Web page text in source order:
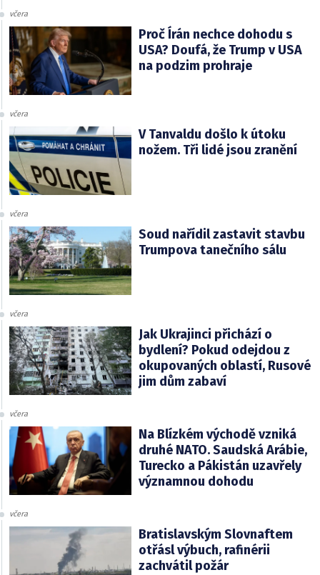
včera
Proč Írán nechce dohodu s
USA? Doufá, že Trump v USA
na podzim prohraje
včera
V Tanvaldu došlo k útoku
nožem. Tři lidé jsou zranění
včera
Soud nařídil zastavit stavbu
Trumpova tanečního sálu
včera
Jak Ukrajinci přichází o
bydlení? Pokud odejdou z
okupovaných oblastí, Rusové
jim dům zabaví
včera
Na Blízkém východě vzniká
druhé NATO. Saudská Arábie,
Turecko a Pákistán uzavřely
významnou dohodu
včera
Bratislavským Slovnaftem
otřásl výbuch, rafinérii
zachvátil požár